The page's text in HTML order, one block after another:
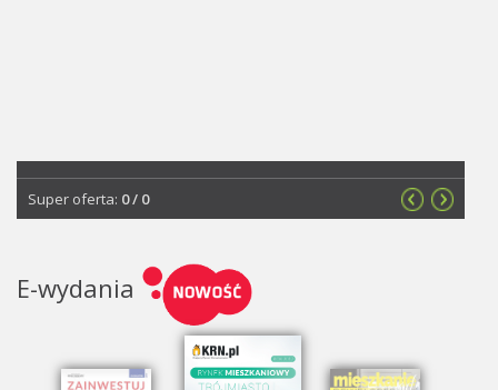
Super oferta: 0/ 0
E-wydania